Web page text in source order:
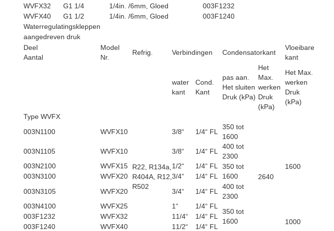
WVFX32
G1 1/4 1/4in. /6mm, Gloed
003F1232
WVFX40
G1 1/2 1/4in. /6mm, Gloed
003F1240
Waterregulatingskleppen
aangedreven druk
Deel
Aantal
Model
Nr.
Refrig. Verbindingen Condensatorkant
Vloeibare
kant
water
kant
Cond.
Kant
pas aan.
Het sluiten
Druk (kPa)
Het
Max.
werken
Druk
(kPa)
Het Max.
werken
Druk
(kPa)
Type WVFX
003N1100
WVFX10
R22, R134a,
R404A, R12,
R502
3/8“ 1/4“ FL
350 tot
1600
2640
1600
003N1105 WVFX10 3/8“ 1/4“ FL
400 tot
2300
003N2100
WVFX15 1/2“ 1/4“ FL
350 tot
1600
003N3100 WVFX20 3/4“
1/4“ FL
003N3105
WVFX20 3/4“ 1/4“ FL
400 tot
2300
003N4100
WVFX25 1“ 1/4“ FL
350 tot
1600
003F1232 WVFX32 11/4“ 1/4“ FL
1000
003F1240 WVFX40 11/2“ 1/4“ FL